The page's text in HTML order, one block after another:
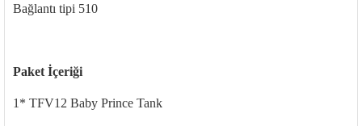
Bağlantı tipi 510
Paket İçeriği
1* TFV12 Baby Prince Tank